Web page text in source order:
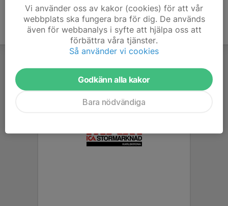
Vi använder oss av kakor (cookies) för att vår
webbplats ska fungera bra för dig. De används
även för webbanalys i syfte att hjälpa oss att
förbättra våra tjänster.
Så använder vi cookies
Godkänn alla kakor
Bara nödvändiga